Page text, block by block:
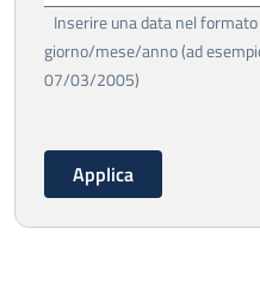
Inserire una data nel
giorno/mese/anno (ad
07/03/2005)